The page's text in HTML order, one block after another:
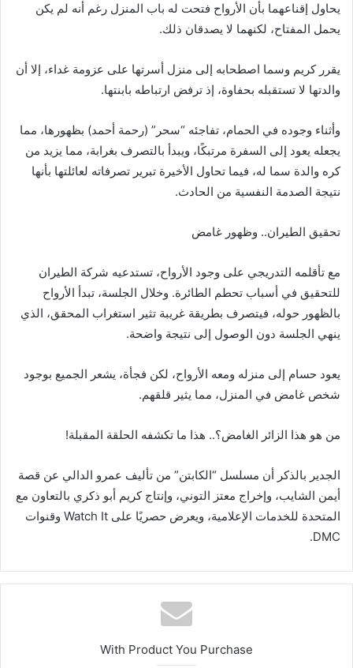
يحاول إقناعهما بأن الأرواح فتحت له باب المنزل رغم أنه لم يكن
يحمل المفتاح، لكنهما لا يصدقان ذلك.
يقرر كريم وسما اصطحابه إلى منزل أسرتها على عزومة غداء، إلا أن
والدتها لا تستقبله بحفاوة، إذ ترفض ارتباطه بابنتها.
وأثناء وجوده في الحمام، تفاجئه “سحر” (رحمة أحمد) بظهورها، مما
يجعله يعود إلى السفرة مرتبكًا، ويبدأ بالتصرف بغرابة، مما يزيد من
كره والدة سما له، فيما تحاول الأخيرة تبرير تصرفاته لعائلتها بأنها
نتيجة الصدمة النفسية من الحادث.
تحقيق الطيران.. وظهور غامض
مع تأقلمه التدريجي على وجود الأرواح، تستدعيه شركة الطيران
للتحقيق في أسباب تحطم الطائرة. وخلال الجلسة، تبدأ الأرواح
بالظهور حوله، فيتصرف بطريقة غريبة تثير استغراب المحقق، الذي
ينهي الجلسة دون الوصول إلى نتيجة واضحة.
يعود حسام إلى منزله ومعه الأرواح، لكن فجأة، يشعر الجميع بوجود
شخص غامض في المنزل، مما يثير قلقهم.
من هو هذا الزائر الغامض؟.. هذا ما تكشفه الحلقة المقبلة!
الجدير بالذكر أن مسلسل “الكابتن” من تأليف عمرو الدالي عن قصة
أيمن الشايب، وإخراج معتز التوني، وإنتاج كريم أبو ذكري بالتعاون مع
المتحدة للخدمات الإعلامية، ويعرض حصريًا على Watch It وقنوات
DMC.
With Product You Purchase